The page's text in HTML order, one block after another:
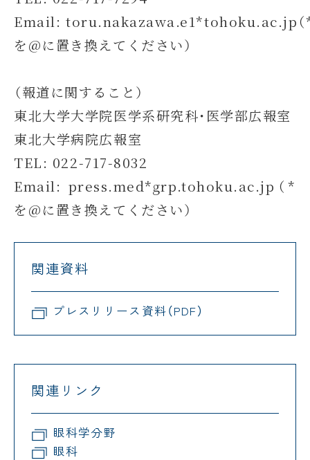
Email: toru.nakazawa.e1*tohoku.ac.jp
を@に置き換えてください）
（報道に関すること）
東北大学大学院医学系研究科・医学部広報室
東北大学病院広報室
TEL: 022-717-8032
Email: press.med*grp.tohoku.ac.jp（*
を@に置き換えてください）
関連資料
プレスリリース資料（PDF）
関連リンク
眼科学分野
眼科